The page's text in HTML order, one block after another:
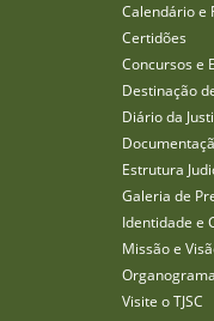
Calendário e
Certidões
Concursos e
Destinação
Diário da
Estrutura
Galeria de
Identidade e
Missão e
Organograma
Visite o TJSC